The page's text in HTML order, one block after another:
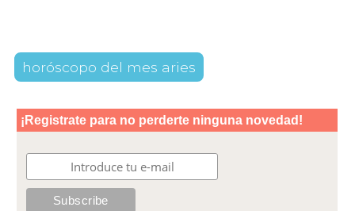
horóscopo del mes aries